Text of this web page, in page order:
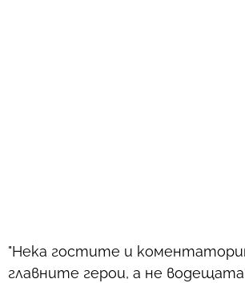
"Нека гостите и
главните герои, а не